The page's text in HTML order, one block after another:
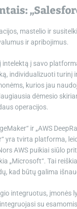
mastelio ir
ir apribojimus.
į savo
individualizuoti turinį
kurios jau
dėmesio
operacijos.
ir „AWS
yra tvirta platforma,
AWS puikiai siūlo
„Microsoft“. Tai
kad būtų galima
integruotus, įmonės
su